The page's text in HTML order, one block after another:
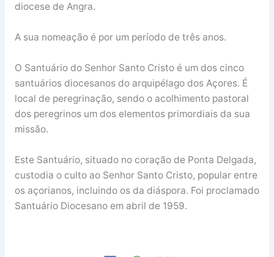
diocese de Angra.
A sua nomeação é por um período de três anos.
O Santuário do Senhor Santo Cristo é um dos cinco
santuários diocesanos do arquipélago dos Açores. É
local de peregrinação, sendo o acolhimento pastoral
dos peregrinos um dos elementos primordiais da sua
missão.
Este Santuário, situado no coração de Ponta Delgada,
custodia o culto ao Senhor Santo Cristo, popular entre
os açorianos, incluindo os da diáspora. Foi proclamado
Santuário Diocesano em abril de 1959.